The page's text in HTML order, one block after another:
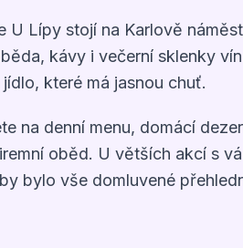
U Lípy stojí na Karlově
kávy i večerní sklenky
které má jasnou chuť.
na denní menu, domácí
oběd. U větších akcí s
bylo vše domluvené